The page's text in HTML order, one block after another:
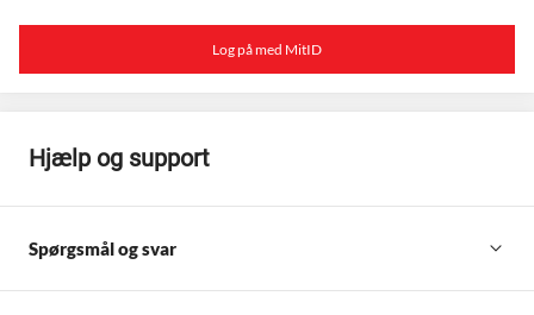
Log på med MitID
Hjælp og support
Spørgsmål og svar